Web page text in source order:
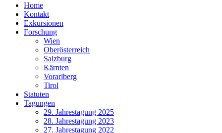
Home
Kontakt
Exkursionen
Forschung
Wien
Oberösterreich
Salzburg
Kärnten
Vorarlberg
Tirol
Statuten
Tagungen
29. Jahrestagung 2025
28. Jahrestagung 2023
27. Jahrestagung 2022